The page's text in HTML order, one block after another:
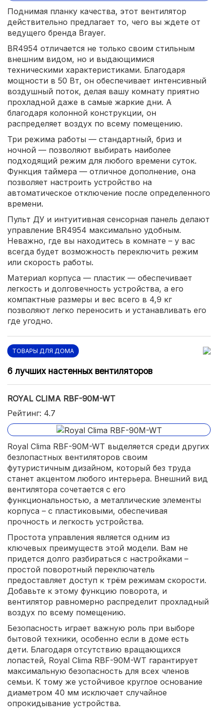
Поднимая планку качества, этот вентилятор
действительно предлагает то, чего вы ждете от
ведущего бренда Brayer.
BR4954 отличается не только своим стильным
внешним видом, но и выдающимися
техническими характеристиками. Благодаря
мощности в 50 Вт, он обеспечивает интенсивный
воздушный поток, делая вашу комнату приятно
прохладной даже в самые жаркие дни. А
благодаря колонной конструкции, он
распределяет воздух по всему помещению.
Три режима работы — стандартный, бриз и
ночной — позволяют выбирать наиболее
подходящий режим для любого времени суток.
Функция таймера — отличное дополнение, она
позволяет настроить устройство на
автоматическое отключение после определенного
времени.
Пульт ДУ и интуитивная сенсорная панель делают
управление BR4954 максимально удобным.
Неважно, где вы находитесь в комнате – у вас
всегда будет возможность переключить режим
или скорость работы.
Материал корпуса — пластик — обеспечивает
легкость и долговечность устройства, а его
компактные размеры и вес всего в 4,9 кг
позволяют легко переносить и устанавливать его
где угодно.
ТОВАРЫ ДЛЯ ДОМА
6 лучших настенных вентиляторов
ROYAL CLIMA RBF-90M-WT
Рейтинг: 4.7
Royal Clima RBF-90M-WT выделяется среди других
безлопастных вентиляторов своим
футуристичным дизайном, который без труда
станет акцентом любого интерьера. Внешний вид
вентилятора сочетается с его
функциональностью, а металлические элементы
корпуса – с пластиковыми, обеспечивая
прочность и легкость устройства.
Простота управления является одним из
ключевых преимуществ этой модели. Вам не
придется долго разбираться с настройками –
простой поворотный переключатель
предоставляет доступ к трём режимам скорости.
Добавьте к этому функцию поворота, и
вентилятор равномерно распределит прохладный
воздух по всему помещению.
Безопасность играет важную роль при выборе
бытовой техники, особенно если в доме есть
дети. Благодаря отсутствию вращающихся
лопастей, Royal Clima RBF-90M-WT гарантирует
максимальную безопасность для всех членов
семьи. К тому же устойчивое круглое основание
диаметром 40 мм исключает случайное
опрокидывание устройства.